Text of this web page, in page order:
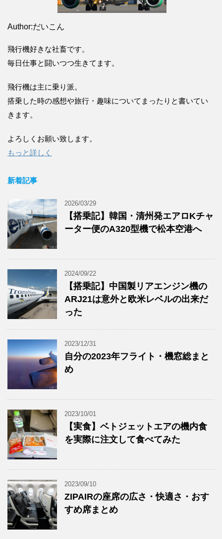
Author:だいこん
飛行機好きな社畜です。
毎日仕事と闘いつつ生きてます。
飛行機は主に乗り派。
搭乗した時の感想や旅行・趣味についてまったりと書いてい
きます。
よろしくお願い致します。
もっと詳しく
新着記事
2026/03/29
【搭乗記】韓国・清州発エアロKチャ
ーター便のA320型機で松本空港へ
2024/09/22
【搭乗記】中国製リアエンジン機の
ARJ21は意外と欧米レベルの出来だ
った
2023/12/31
自分の2023年フライト・機窓総まと
め
2023/10/01
【実食】ベトジェットエアの機内食
を実際に注文して食べてみた
2023/09/10
ZIPAIRの座席の広さ・快適さ・おす
すめ席まとめ